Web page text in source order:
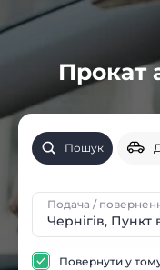
Прокат
Пошук
Подача /
Повернути у